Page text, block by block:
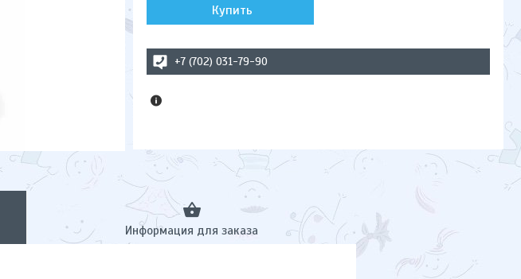
Купить
+7 (702) 031-79-90
Информация для заказа